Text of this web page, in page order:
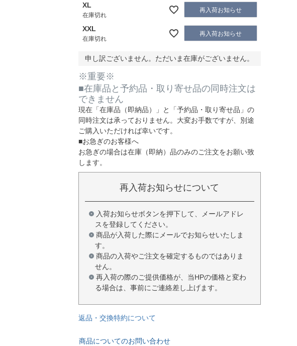
XL
在庫切れ
再入荷お知らせ
XXL
在庫切れ
再入荷お知らせ
申し訳ございません。ただいま在庫がございません。
※重要※
■在庫品と予約品・取り寄せ品の同時注文は
できません
現在「在庫品（即納品）」 と 「予約品・取り寄せ品」 の
同時注文は承っておりません。大変お手数ですが、別途
ご購入いただければ幸いです。
■お急ぎのお客様へ
お急ぎの場合は在庫（即納）品のみのご注文をお願い致
します。
再入荷お知らせについて
入荷お知らせボタンを押下して、メールアドレ
スを登録してください。
商品が入荷した際にメールでお知らせいたしま
す。
商品の入荷やご注文を確定するものではありま
せん。
再入荷の際のご提供価格が、当HPの価格と変わ
る場合は、事前にご連絡差し上げます。
返品・交換特約について
商品についてのお問い合わせ